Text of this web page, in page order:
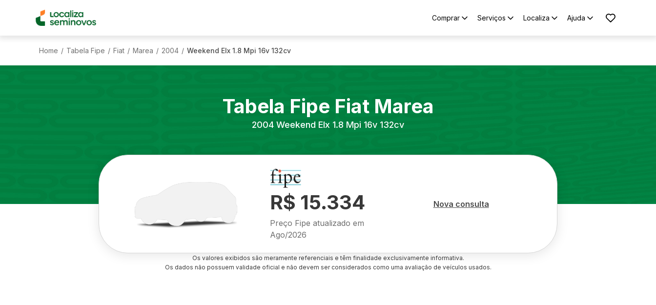
Comprar Serviços Localiza Ajuda
Home / Tabela Fipe / Fiat / Marea / 2004 / Weekend Elx 1.8 Mpi 16v 132cv
Tabela Fipe Fiat Marea
2004 Weekend Elx 1.8 Mpi 16v 132cv
R$ 15.334
Preço Fipe atualizado em
Ago/2026
Nova consulta
Os valores exibidos são meramente referenciais e têm finalidade exclusivamente informativa.
Os dados não possuem validade oficial e não devem ser considerados como uma avaliação de veículos usados.